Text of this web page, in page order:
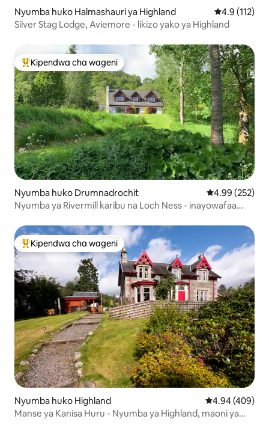
Nyumba huko Halmashauri ya Highland Ukadiriaji wa
4.9 (112)
Silver Stag Lodge, Aviemore - likizo yako ya Highland
Kipendwa maarufu cha wageni
Kipendwa cha wageni
Nyumba huko Drumnadrochit Ukadiriaji wa
4.99 (252)
Nyumba ya Rivermill karibu na Loch Ness - inayowafaa
Kipendwa maarufu cha wageni
Kipendwa cha wageni
Nyumba huko Highland Ukadiriaji wa
4.94 (409)
Manse ya Kanisa Huru - Nyumba ya Highland, maoni ya